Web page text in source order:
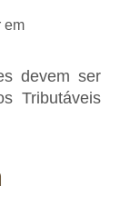
em
devem ser
Tributáveis